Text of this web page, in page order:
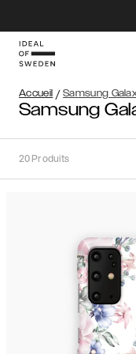
Accueil / Samsung
Samsung
20Produits
Recommandations
Recommandations